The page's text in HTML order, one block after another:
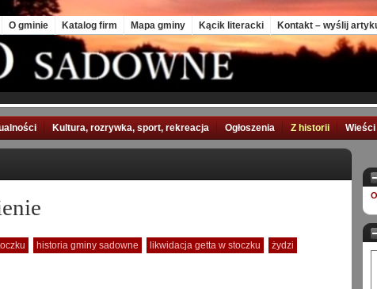
O gminie Katalog firm Mapa gminy Kącik literacki Kontakt – wyślij
Kultura, rozrywka, sport, rekreacja Ogłoszenia Z historii
historia gminy sadowne likwidacja getta w stoczku żydzi